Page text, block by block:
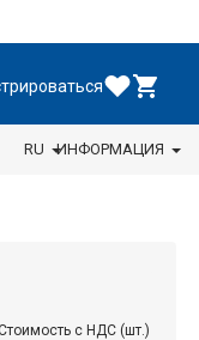
RU ИНФОРМАЦИЯ
с НДС (шт.)